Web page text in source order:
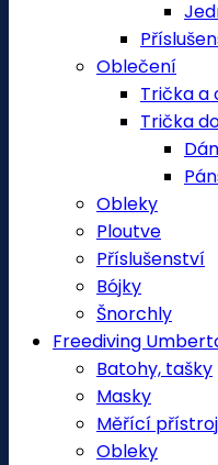
Oblečení
Trička a
Trička
Obleky
Ploutve
Příslušenství
Bójky
Šnorchly
Freediving
Batohy, tašky
Masky
Měřící
Obleky